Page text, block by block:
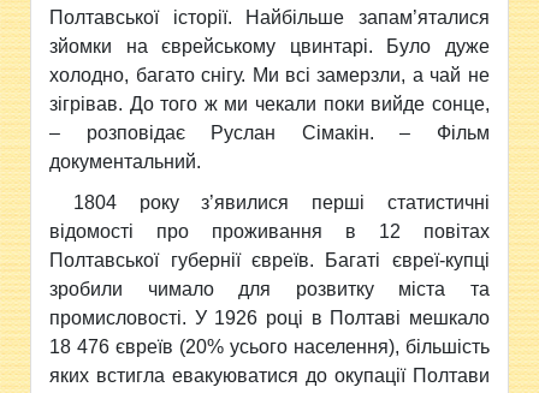
Полтавської історії. Найбільше запам’яталися
зйомки на єврейському цвинтарі. Було дуже
холодно, багато снігу. Ми всі замерзли, а чай не
зігрівав. До того ж ми чекали поки вийде сонце,
– розповідає Руслан Сімакін. – Фільм
документальний.
1804 року з’явилися перші статистичні
відомості про проживання в 12 повітах
Полтавської губернії євреїв. Багаті євреї-купці
зробили чимало для розвитку міста та
промисловості. У 1926 році в Полтаві мешкало
18 476 євреїв (20% усього населення), більшість
яких встигла евакуюватися до окупації Полтави